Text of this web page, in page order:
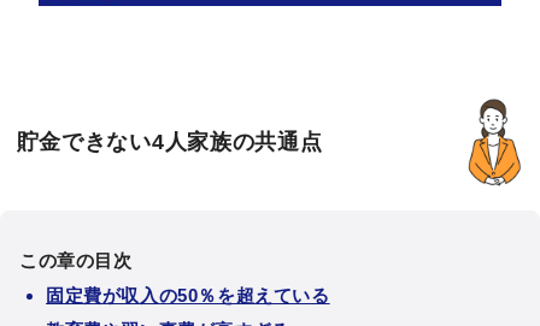
貯金できない4人家族の共通点
この章の目次
固定費が収入の50％を超えている